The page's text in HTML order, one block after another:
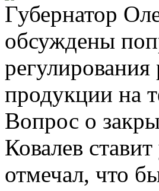
Губернатор
обсуждены
продукции на
Вопрос о
Ковалев
отмечал, что